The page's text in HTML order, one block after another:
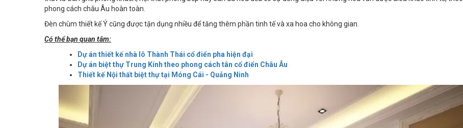
phong cách châu Âu hoàn toàn.
Đèn chùm thiết kế Ý cũng được tận dụng nhiều để tăng thêm phần tinh tế và xa hoa cho không gian.
Có thể bạn quan tâm:
Dự án thiết kế nhà lô Thành Thái cổ điển pha hiện đại
Dự án biệt thự Trung Kính theo phong cách tân cổ điển Châu Âu
Thiết kế Nội thất biệt thự tại Móng Cái - Quảng Ninh